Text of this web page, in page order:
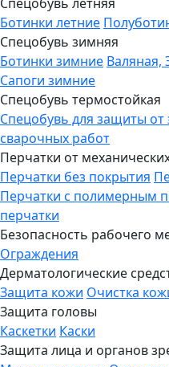
Ботинки летние
Спецобувь зимняя
Ботинки зимние Валяная,
Сапоги зимние
Спецобувь термостойкая
Спецобувь для защиты от
сварочных работ
Перчатки от
Перчатки без покрытия
Перчатки с полимерным
перчатки
Безопасность рабочего
Ограждения
Дерматологические
Защита кожи Очистка
Защита головы
Каскетки Каски
Защита лица и органов